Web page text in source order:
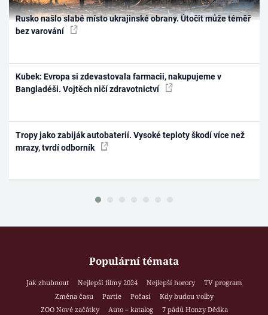
Rusko našlo slabé místo ukrajinské obrany. Útočit může téměř
bez varování
Kubek: Evropa si zdevastovala farmacii, nakupujeme v
Bangladéši. Vojtěch ničí zdravotnictví
Tropy jako zabiják autobaterií. Vysoké teploty škodí více než
mrazy, tvrdí odborník
Populární témata
Jak zhubnout Nejlepší filmy 2024 Nejlepší horory
TV program
Změna času
Partie Počasí
Kdy budou volby
ZOO Nové začátky
Auto – katalog
7 pádů Honzy Dědka